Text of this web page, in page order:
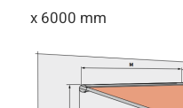
x 6000 mm